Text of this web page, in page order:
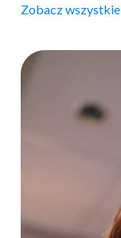
Zobacz